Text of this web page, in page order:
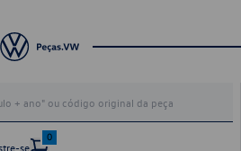
se
0